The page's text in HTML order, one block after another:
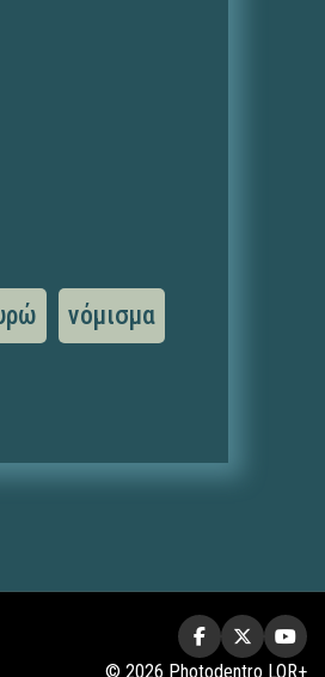
νόμισμα
© 2026 Photodentro LOR+